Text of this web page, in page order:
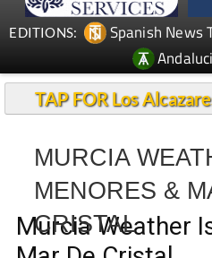
EDITIONS: Spanish News
TAP FOR Los
MURCIA
MENORES &
CRISTAL
Murcia Weather